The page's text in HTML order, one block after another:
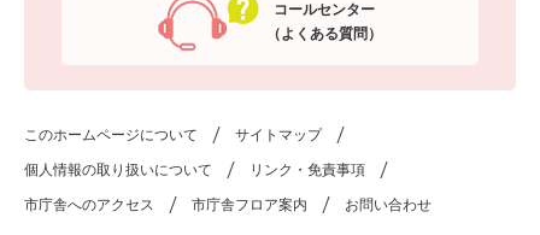
コールセンター
（よくある質問）
このホームページについて サイトマップ
個人情報の取り扱いについて リンク・免責事項
市庁舎へのアクセス 市庁舎フロア案内 お問い合わせ